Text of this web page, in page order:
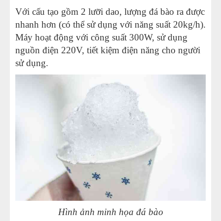
Với cấu tạo gồm 2 lưỡi dao, lượng đá bào ra được
nhanh hơn (có thể sử dụng với năng suất 20kg/h).
Máy hoạt động với công suất 300W, sử dụng
nguồn điện 220V, tiết kiệm điện năng cho người
sử dụng.
Hình ảnh minh họa đá bào